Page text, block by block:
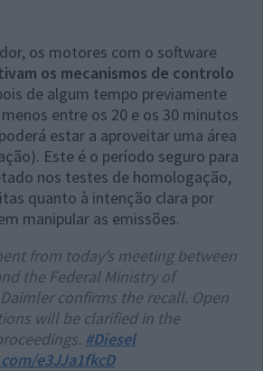
os motores com o software
os mecanismos de controlo
de algum tempo previamente
entre os 20 e os 30 minutos
estar a aproveitar uma área
Este é o período seguro para
nos testes de homologação,
quanto à intenção clara por
manipular as emissões.
from today’s meeting between
the Federal Ministry of
confirms the recall. Open
will be clarified in the
#Diesel
e3JJa1fkcD